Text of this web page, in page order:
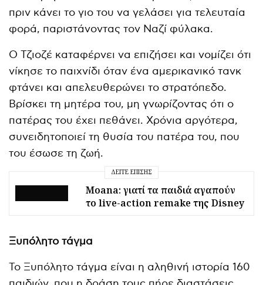
πριν κάνει το γιο του να γελάσει για τελευταία
φορά, παριστάνοντας τον Ναζί φύλακα.
Ο Τζιοζέ καταφέρνει να επιζήσει και νομίζει ότι
νίκησε το παιχνίδι όταν ένα αμερικανικό τανκ
φτάνει και απελευθερώνει το στρατόπεδο.
Βρίσκει τη μητέρα του, μη γνωρίζοντας ότι ο
πατέρας του έχει πεθάνει. Χρόνια αργότερα,
συνειδητοποιεί τη θυσία του πατέρα του, που
του έσωσε τη ζωή.
ΔΕΊΤΕ ΕΠΊΣΗΣ
Moana: γιατί τα παιδιά αγαπούν
το live-action remake της Disney
Ξυπόλητο τάγμα
Το Ξυπόλητο τάγμα είναι η αληθινή ιστορία 160